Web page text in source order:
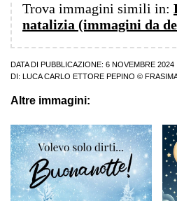
Trova immagini simili in:
natalizia (immagini da
DATA DI PUBBLICAZIONE: 6 NOVEMBRE 2024
DI:
LUCA CARLO ETTORE PEPINO ©
Altre immagini: